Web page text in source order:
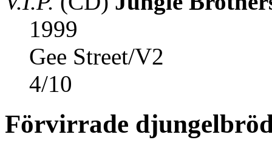
1999
Gee Street/V2
4/10
Förvirrade